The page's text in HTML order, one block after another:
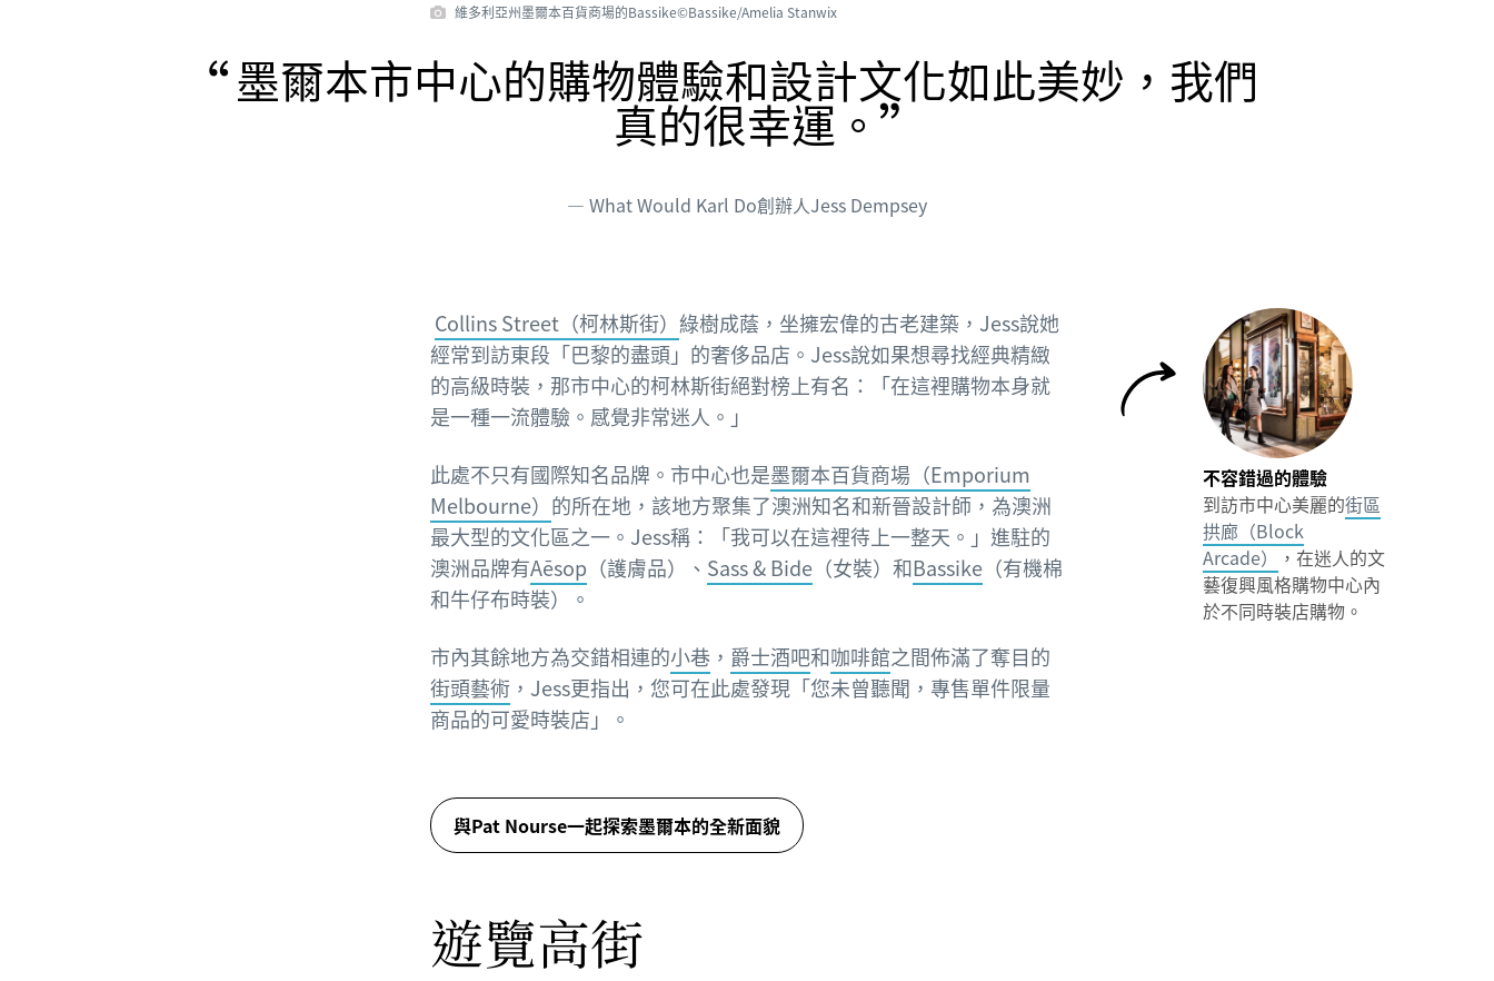
維多利亞州墨爾本百貨商場的Bassike©Bassike/Amelia Stanwix
墨爾本市中心的購物體驗和設計文化如此美妙，我們
真的很幸運。
What Would Karl Do創辦人Jess Dempsey
不容錯過的體驗
到訪市中心美麗的街區
拱廊（Block
Arcade）
，在迷人的文
藝復興風格購物中心內
於不同時裝店購物。
Collins Street（柯林斯街） 綠樹成蔭，坐擁宏偉的古老建築，Jess說她
經常到訪東段「巴黎的盡頭」的奢侈品店。Jess說如果想尋找經典精緻
的高級時裝，那市中心的柯林斯街絕對榜上有名：「在這裡購物本身就
是一種一流體驗。感覺非常迷人。」
此處不只有國際知名品牌。市中心也是墨爾本百貨商場（Emporium
Melbourne） 的所在地，該地方聚集了澳洲知名和新晉設計師，為澳洲
最大型的文化區之一。Jess稱：「我可以在這裡待上一整天。」進駐的
澳洲品牌有Aēsop （護膚品）、 Sass & Bide （女裝）和Bassike （有機棉
和牛仔布時裝）。
市內其餘地方為交錯相連的小巷 ， 爵士酒吧和咖啡館之間佈滿了奪目的
街頭藝術 ，Jess更指出，您可在此處發現「您未曾聽聞，專售單件限量
商品的可愛時裝店」。
與Pat Nourse一起探索墨爾本的全新面貌
遊覽高街